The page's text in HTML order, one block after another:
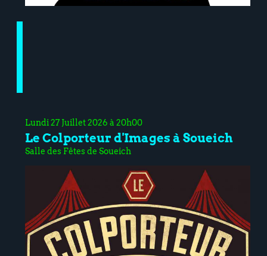
Lundi 27 Juillet 2026 à 20h00
Le Colporteur d'Images à Soueich
Salle des Fêtes de Soueich